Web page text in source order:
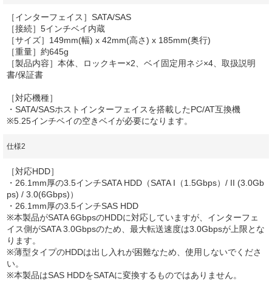
［インターフェイス］SATA/SAS
［接続］5インチベイ内蔵
［サイズ］149mm(幅) x 42mm(高さ) x 185mm(奥行)
［重量］約645g
［製品内容］本体、ロックキー×2、ベイ固定用ネジ×4、取扱説明
書/保証書
［対応機種］
・SATA/SASホストインターフェイスを搭載したPC/AT互換機
※5.25インチベイの空きベイが必要になります。
仕様2
［対応HDD］
・26.1mm厚の3.5インチSATA HDD（SATA I（1.5Gbps）/ II (3.0Gb
ps) / 3.0(6Gbps)）
・26.1mm厚の3.5インチSAS HDD
※本製品がSATA 6GbpsのHDDに対応していますが、インターフェ
イス側がSATA 3.0Gbpsのため、最大転送速度は3.0Gbpsが上限とな
ります。
※薄型タイプのHDDは出し入れが困難なため、使用しないでくださ
い。
※本製品はSAS HDDをSATAに変換するものではありません。